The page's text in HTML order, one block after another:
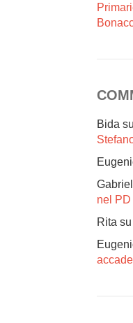
Bida su
nel PD
Rita su